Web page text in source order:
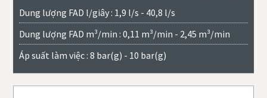
Dung lượng FAD l/giây : 1,9 l/s - 40,8 l/s
Dung lượng FAD m³/min : 0,11 m³/min - 2,45 m³/min
Áp suất làm việc : 8 bar(g) - 10 bar(g)